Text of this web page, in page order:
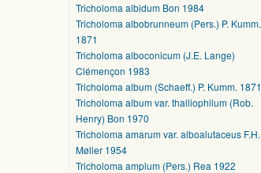
Tricholoma albidum Bon 1984
Tricholoma albobrunneum (Pers.) P. Kumm.
1871
Tricholoma alboconicum (J.E. Lange)
Clémençon 1983
Tricholoma album (Schaeff.) P. Kumm. 1871
Tricholoma album var. thalliophilum (Rob.
Henry) Bon 1970
Tricholoma amarum var. alboalutaceus F.H.
Møller 1954
Tricholoma amplum (Pers.) Rea 1922